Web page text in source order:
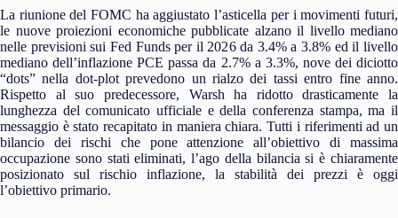
La riunione del FOMC ha aggiustato l’asticella per i movimenti futuri,
le nuove proiezioni economiche pubblicate alzano il livello mediano
nelle previsioni sui Fed Funds per il 2026 da 3.4% a 3.8% ed il livello
mediano dell’inflazione PCE passa da 2.7% a 3.3%, nove dei diciotto
“dots” nella dot-plot prevedono un rialzo dei tassi entro fine anno.
Rispetto al suo predecessore, Warsh ha ridotto drasticamente la
lunghezza del comunicato ufficiale e della conferenza stampa, ma il
messaggio è stato recapitato in maniera chiara. Tutti i riferimenti ad un
bilancio dei rischi che pone attenzione all’obiettivo di massima
occupazione sono stati eliminati, l’ago della bilancia si è chiaramente
posizionato sul rischio inflazione, la stabilità dei prezzi è oggi
l’obiettivo primario.